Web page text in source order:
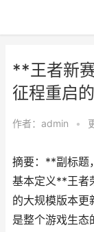
**王者新
征程重启
作者： admin •
摘要：**副标题
基本定义**王者
的大规模版本更
是整个游戏生态